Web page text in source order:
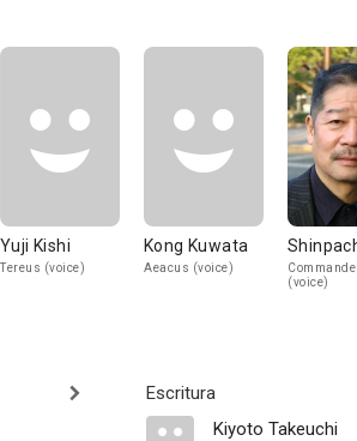
Yuji Kishi
Tereus (voice)
Kong Kuwata
Aeacus (voice)
(voice)
Escritura
Kiyoto Takeuchi